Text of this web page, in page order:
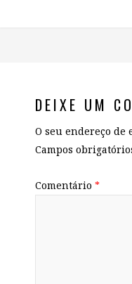
DEIXE UM
O seu endereço de
Campos
Comentário *